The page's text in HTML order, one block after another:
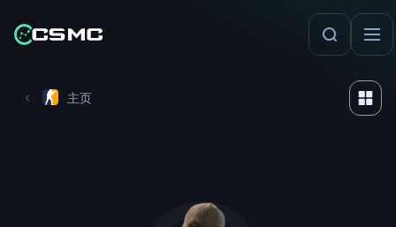
主页